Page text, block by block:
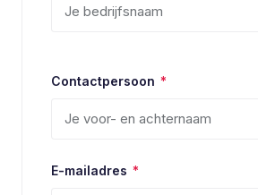
Contactpersoon *
E-mailadres *